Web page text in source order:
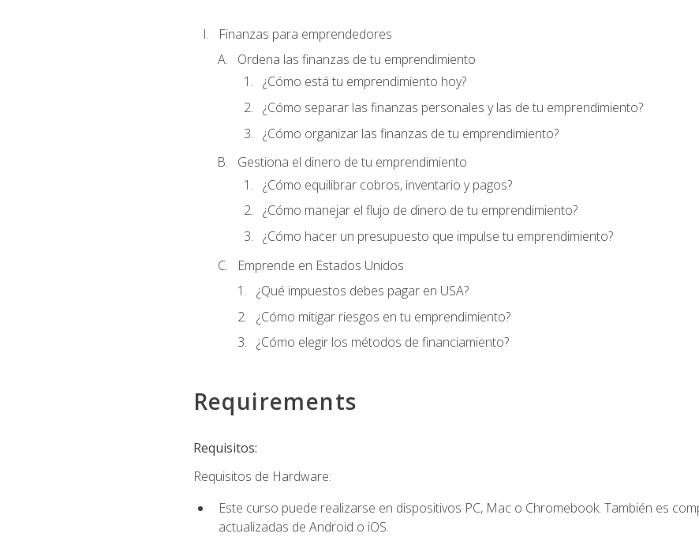
Finanzas para emprendedores
Ordena las finanzas de tu emprendimiento
¿Cómo está tu emprendimiento hoy?
¿Cómo separar las finanzas personales y las de tu emprendimiento?
¿Cómo organizar las finanzas de tu emprendimiento?
Gestiona el dinero de tu emprendimiento
¿Cómo equilibrar cobros, inventario y pagos?
¿Cómo manejar el flujo de dinero de tu emprendimiento?
¿Cómo hacer un presupuesto que impulse tu emprendimiento?
Emprende en Estados Unidos
¿Qué impuestos debes pagar en USA?
¿Cómo mitigar riesgos en tu emprendimiento?
¿Cómo elegir los métodos de financiamiento?
Requirements
Requisitos:
Requisitos de Hardware:
Este curso puede realizarse en dispositivos PC, Mac o Chromebook. También es
actualizadas de Android o iOS.